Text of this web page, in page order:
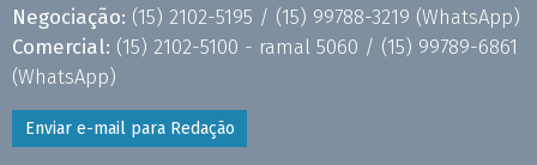
Negociação: (15) 2102-5195 / (15) 99788-3219 (WhatsApp)
Comercial: (15) 2102-5100 - ramal 5060 / (15) 99789-6861
(WhatsApp)
Enviar e-mail para Redação